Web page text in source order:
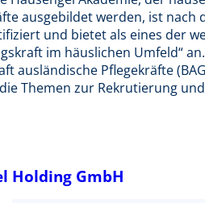
ausgebildet werden, ist nach
und bietet als eines der
im häuslichen Umfeld“
ausländische Pflegekräfte
Themen zur Rekrutierung
Holding GmbH